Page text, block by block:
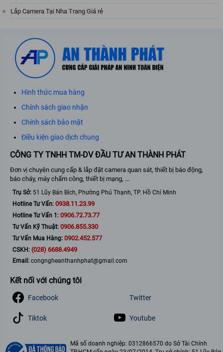
Lắp Camera Tại Nha Trang Giá rẻ
Hình thức mua hàng
Chính sách giao nhận
Chính sách bảo mật
Điều kiện giao dịch chung
CÔNG TY TNHH TM-DV ĐẦU TƯ AN THÀNH PHÁT
Đơn vị chuyên cung cấp & lắp đặt camera quan sát, thiết bị báo động,
báo cháy, máy chấm công, thiết bị mạng, ...
Trụ Sở: 51 Lũy Bán Bích, Phường Phú Thạnh, TP. Hồ Chí Minh
Hotline Tư Vấn: 0938.11.23.99
Hotline Tư Vấn 1: 0906.72.73.77
Tư Vấn Kỹ Thuật: 0906.855.330
Tư Vấn Mua Hàng: 0902.452.577
CSKH: (028) 6688.4949
Email: congngheanthanhphat@gmail.com
Kết nối với chúng tôi
Facebook Twitter
Tiktok Youtube
Mã số doanh nghiệp: 0312866570 do Sở Tài Chính